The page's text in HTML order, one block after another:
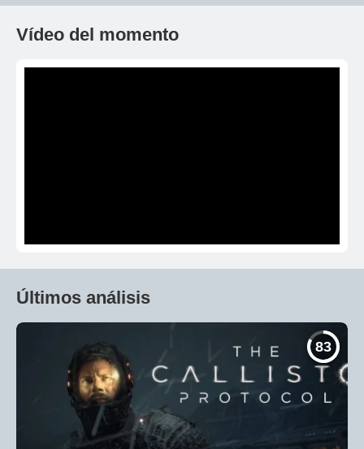
Vídeo del momento
Últimos análisis
83